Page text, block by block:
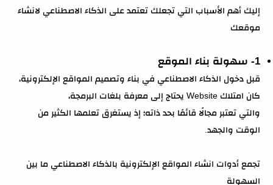
إليك أهم الأسباب التي تجعلك تعتمد على الذكاء الاصطناعي لانشاء
موقعك
1- سهولة بناء الموقع
قبل دخول الذكاء الاصطناعي في بناء وتصميم المواقع الإلكترونية،
كان امتلاك Website يحتاج إلى معرفة بلغات البرمجة،
والتي تعتبر مجالًا قائمًا بحد ذاته؛ إذ يستغرق تعلمها الكثير من
الوقت والجهد.
تجمع أدوات انشاء المواقع الإلكترونية بالذكاء الاصطناعي ما بين
السهولة